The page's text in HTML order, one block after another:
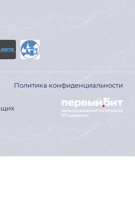
Политика конфиденциальности